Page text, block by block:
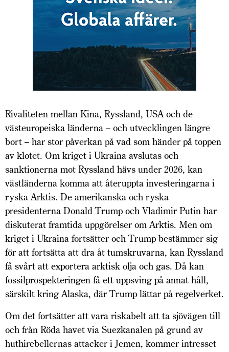
Rivaliteten mellan Kina, Ryssland, USA och de
västeuropeiska länderna – och utvecklingen längre
bort – har stor påverkan på vad som händer på toppen
av klotet. Om kriget i Ukraina avslutas och
sanktionerna mot Ryssland hävs under 2026, kan
västländerna komma att återuppta investeringarna i
ryska Arktis. De amerikanska och ryska
presidenterna Donald Trump och Vladimir Putin har
diskuterat framtida uppgörelser om Arktis. Men om
kriget i Ukraina fortsätter och Trump bestämmer sig
för att fortsätta att dra åt tumskruvarna, kan Ryssland
få svårt att exportera arktisk olja och gas. Då kan
fossilprospekteringen få ett uppsving på annat håll,
särskilt kring Alaska, där Trump lättar på regelverket.
Om det fortsätter att vara riskabelt att ta sjövägen till
och från Röda havet via Suezkanalen på grund av
huthirebellernas attacker i Jemen, kommer intresset